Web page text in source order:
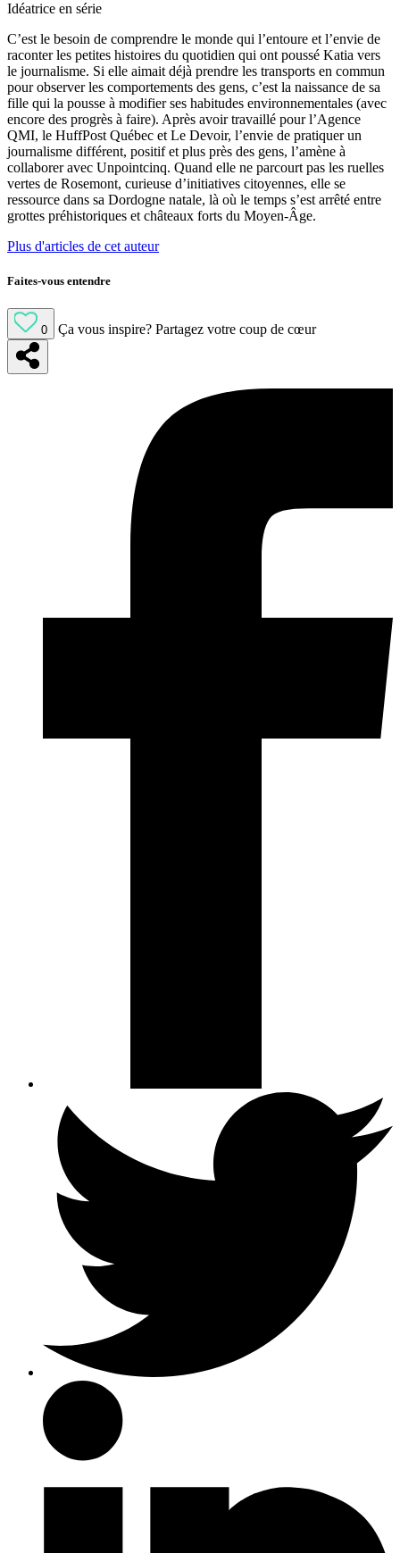
Idéatrice en série
C’est le besoin de comprendre le monde qui l’entoure et l’envie de
raconter les petites histoires du quotidien qui ont poussé Katia vers
le journalisme. Si elle aimait déjà prendre les transports en commun
pour observer les comportements des gens, c’est la naissance de sa
fille qui la pousse à modifier ses habitudes environnementales (avec
encore des progrès à faire). Après avoir travaillé pour l’Agence
QMI, le HuffPost Québec et Le Devoir, l’envie de pratiquer un
journalisme différent, positif et plus près des gens, l’amène à
collaborer avec Unpointcinq. Quand elle ne parcourt pas les ruelles
vertes de Rosemont, curieuse d’initiatives citoyennes, elle se
ressource dans sa Dordogne natale, là où le temps s’est arrêté entre
grottes préhistoriques et châteaux forts du Moyen-Âge.
Plus d'articles de cet auteur
Faites-vous entendre
0 Ça vous inspire? Partagez votre coup de cœur